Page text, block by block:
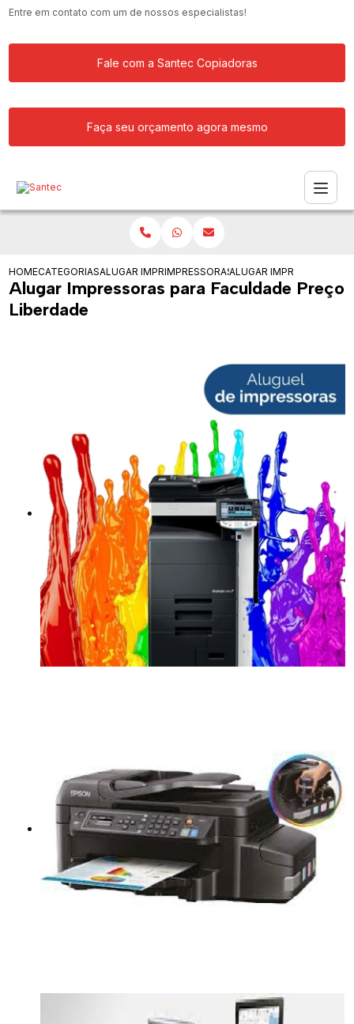
Entre em contato com um de nossos especialistas!
Fale com a Santec Copiadoras
Faça seu orçamento agora mesmo
HOMECATEGORIASALUGAR IMPRESSORAIMPRESSORAS PARA EMPRESA DE
ALUGAR IMPRESSORAS
Alugar Impressoras para Faculdade Preço
Liberdade